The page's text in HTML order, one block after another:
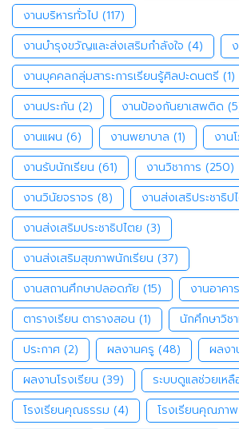
งานบริหารทั่วไป (117)
งานบำรุงขวัญและส่งเสริมกำลังใจ (4)
งานบุคคลกลุ่มสาระการเรียนรู้ศิลปะดนตรี (1)
งานประกัน (2) งานป้องกันยาเสพติด
งานแผน (6) งานพยาบาล (1) งาน
งานรับนักเรียน (61) งานวิชาการ (250)
งานวินัยจราจร (8) งานส่งเสริประชาธิป
งานส่งเสริมประชาธิปไตย (3)
งานส่งเสริมสุขภาพนักเรียน (37)
งานสถานศึกษาปลอดภัย (15) งานอาคา
ตารางเรียน ตารางสอน (1) นักศึกษาวิช
ประกาศ (2) ผลงานครู (48) ผลงา
ผลงานโรงเรียน (39) ระบบดูแลช่วยเห
โรงเรียนคุณธรรม (4) โรงเรียนคุณภาพ